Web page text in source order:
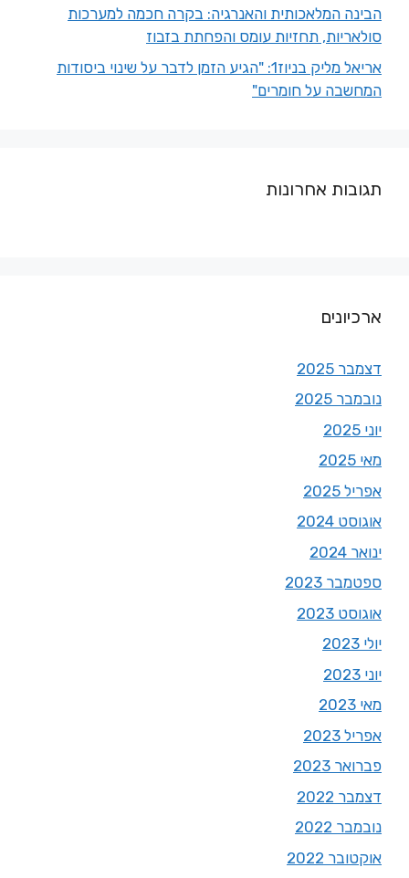
הבינה המלאכותית והאנרגיה: בקרה חכמה למערכות
סולאריות, תחזיות עומס והפחתת בזבוז
אריאל מליק בניוז1: "הגיע הזמן לדבר על שינוי ביסודות
המחשבה על חומרים"
תגובות אחרונות
ארכיונים
דצמבר 2025
נובמבר 2025
יוני 2025
מאי 2025
אפריל 2025
אוגוסט 2024
ינואר 2024
ספטמבר 2023
אוגוסט 2023
יולי 2023
יוני 2023
מאי 2023
אפריל 2023
פברואר 2023
דצמבר 2022
נובמבר 2022
אוקטובר 2022